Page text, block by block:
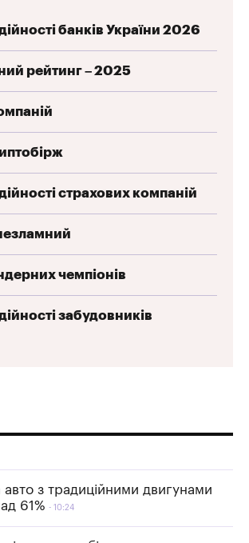
банків України 2026
рейтинг – 2025
страхових компаній
чемпіонів
забудовників
авто з традиційними двигунами
61%
10:24